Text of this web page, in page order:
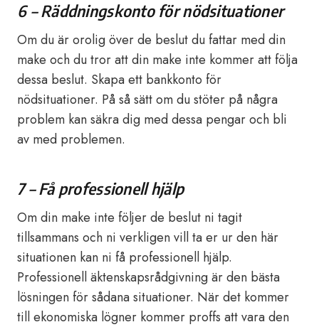
6 – Räddningskonto för nödsituationer
Om du är orolig över de beslut du fattar med din
make och du tror att din make inte kommer att följa
dessa beslut. Skapa ett bankkonto för
nödsituationer. På så sätt om du stöter på några
problem kan säkra dig med dessa pengar och bli
av med problemen.
7 – Få professionell hjälp
Om din make inte följer de beslut ni tagit
tillsammans och ni verkligen vill ta er ur den här
situationen kan ni få professionell hjälp.
Professionell äktenskapsrådgivning är den bästa
lösningen för sådana situationer. När det kommer
till ekonomiska lögner kommer proffs att vara den